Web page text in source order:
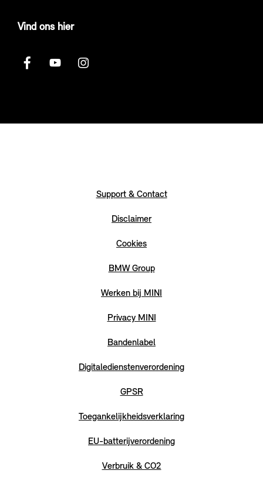
Vind ons hier
Support & Contact
Disclaimer
Cookies
BMW Group
Werken bij MINI
Privacy MINI
Bandenlabel
Digitaledienstenverordening
GPSR
Toegankelijkheidsverklaring
EU-batterijverordening
Verbruik & CO2